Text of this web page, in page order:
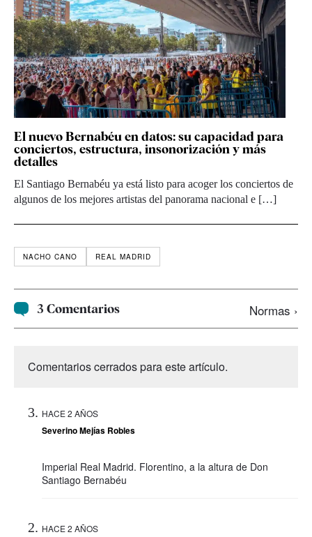
El nuevo Bernabéu en datos: su capacidad para
conciertos, estructura, insonorización y más
detalles
El Santiago Bernabéu ya está listo para acoger los conciertos de
algunos de los mejores artistas del panorama nacional e […]
NACHO CANO REAL MADRID
3 Comentarios Normas ›
Comentarios cerrados para este artículo.
HACE 2 AÑOS
Severino Mejías Robles
Imperial Real Madrid. Florentino, a la altura de Don
Santiago Bernabéu
HACE 2 AÑOS